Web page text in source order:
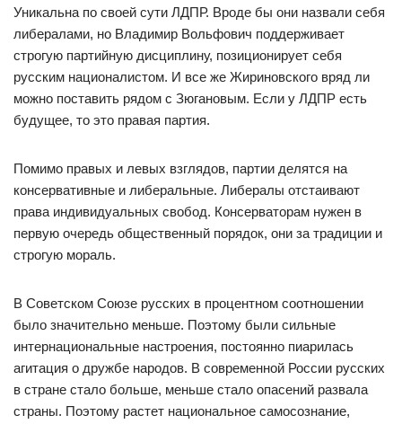
Уникальна по своей сути ЛДПР. Вроде бы они назвали себя
либералами, но Владимир Вольфович поддерживает
строгую партийную дисциплину, позиционирует себя
русским националистом. И все же Жириновского вряд ли
можно поставить рядом с Зюгановым. Если у ЛДПР есть
будущее, то это правая партия.
Помимо правых и левых взглядов, партии делятся на
консервативные и либеральные. Либералы отстаивают
права индивидуальных свобод. Консерваторам нужен в
первую очередь общественный порядок, они за традиции и
строгую мораль.
В Советском Союзе русских в процентном соотношении
было значительно меньше. Поэтому были сильные
интернациональные настроения, постоянно пиарилась
агитация о дружбе народов. В современной России русских
в стране стало больше, меньше стало опасений развала
страны. Поэтому растет национальное самосознание,